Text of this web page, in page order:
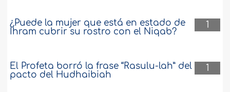
1
¿Puede la mujer que está en estado de
Ihram cubrir su rostro con el Niqab?
1
El Profeta borró la frase “Rasulu-lah” del
pacto del Hudhaibiah